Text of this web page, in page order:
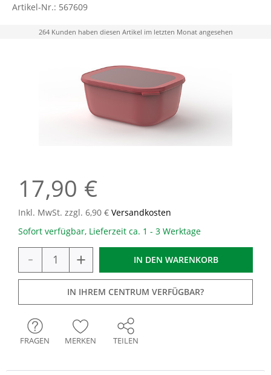
Artikel-Nr.: 567609
264 Kunden haben diesen Artikel im letzten Monat angesehen
17,90 €
Inkl. MwSt. zzgl. 6,90 € Versandkosten
Sofort verfügbar, Lieferzeit ca. 1 - 3 Werktage
- + IN DEN WARENKORB
IN IHREM CENTRUM VERFÜGBAR?
FRAGEN MERKEN TEILEN